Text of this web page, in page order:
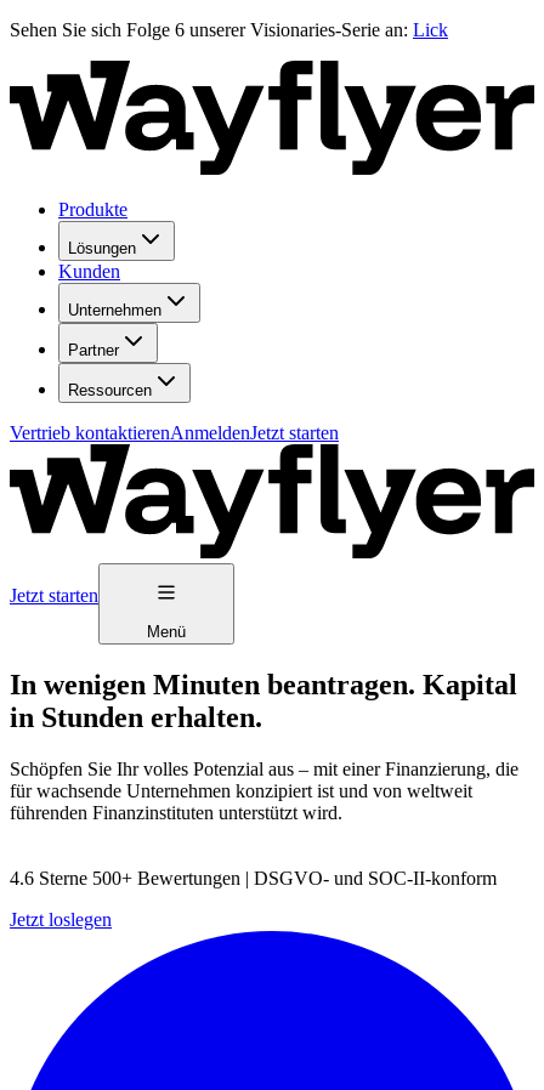
Sehen Sie sich Folge 6 unserer Visionaries-Serie an: Lick
Produkte
Lösungen
Kunden
Unternehmen
Partner
Ressourcen
Vertrieb kontaktierenAnmeldenJetzt starten
Jetzt starten
Menü
In wenigen Minuten beantragen. Kapital
in Stunden erhalten.
Schöpfen Sie Ihr volles Potenzial aus – mit einer Finanzierung, die
für wachsende Unternehmen konzipiert ist und von weltweit
führenden Finanzinstituten unterstützt wird.
4.6 Sterne 500+ Bewertungen | DSGVO- und SOC-II-konform
Jetzt loslegen